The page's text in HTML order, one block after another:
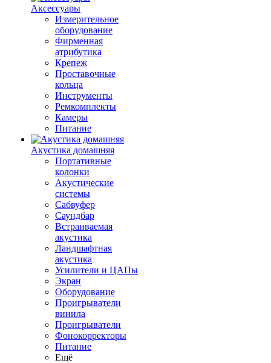
Аксессуары
Измерительное
оборудование
Фирменная
атрибутика
Крепеж
Проставочные
кольца
Инструменты
Ремкомплекты
Камеры
Питание
Акустика домашняя
Портативные
колонки
Акустические
системы
Сабвуфер
Саундбар
Встраиваемая
акустика
Ландшафтная
акустика
Усилители и ЦАПы
Экран
Оборудование
Проигрыватели
винила
Проигрыватели
Фонокорректоры
Питание
Ещё